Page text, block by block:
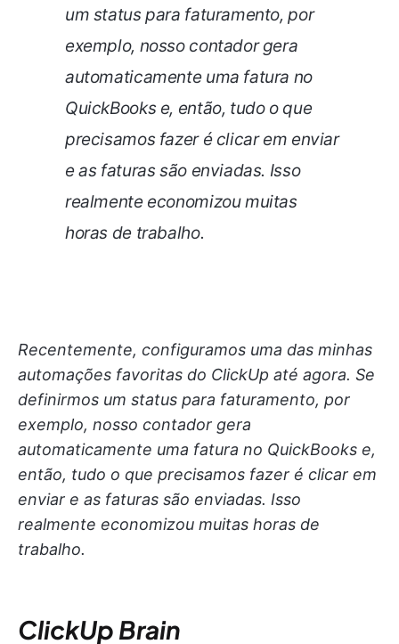
um status para faturamento, por
exemplo, nosso contador gera
automaticamente uma fatura no
QuickBooks e, então, tudo o que
precisamos fazer é clicar em enviar
e as faturas são enviadas. Isso
realmente economizou muitas
horas de trabalho.
Recentemente, configuramos uma das minhas
automações favoritas do ClickUp até agora. Se
definirmos um status para faturamento, por
exemplo, nosso contador gera
automaticamente uma fatura no QuickBooks e,
então, tudo o que precisamos fazer é clicar em
enviar e as faturas são enviadas. Isso
realmente economizou muitas horas de
trabalho.
ClickUp Brain